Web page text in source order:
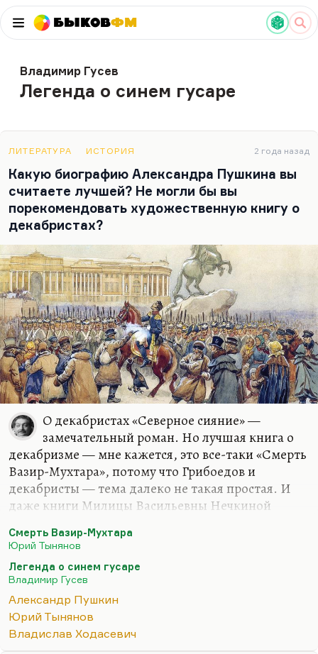
БыковФМ
Владимир Гусев
Легенда о синем гусаре
ЛИТЕРАТУРА ИСТОРИЯ 2 года назад
Какую биографию Александра Пушкина вы
считаете лучшей? Не могли бы вы
порекомендовать художественную книгу о
декабристах?
О декабристах «Северное сияние» —
замечательный роман. Но лучшая книга о
декабризме — мне кажется, это все-таки «Смерть
Вазир-Мухтара», потому что Грибоедов и
декабристы — тема далеко не такая простая. И
даже книги Милицы Васильевны Нечкиной
бы не стал искать какой-то книги специальной о
декабризме.
Мне, кстати, нравилась в свое время «Легенда о
синем гусаре» Гусева, потому что о Лунине трудно
писать, но как-то вот… Эту книгу называли
скучной, а я её проглотил. Во всяком случае,
Смерть Вазир-Мухтара
Юрий Тынянов
Легенда о синем гусаре
Владимир Гусев
Александр Пушкин
Юрий Тынянов
Владислав Ходасевич